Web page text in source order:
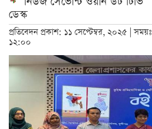
ডেস্ক
প্রতিবেদন প্রকাশ: ১১ সেপ্টেম্বর, ২০২৫ | সময়ঃ
১২:০০